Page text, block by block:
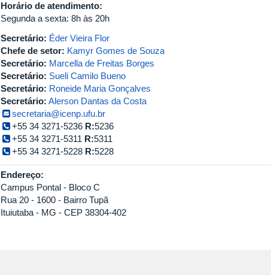
Horário de atendimento:
Segunda a sexta: 8h às 20h
Secretário: Éder Vieira Flor
Chefe de setor: Kamyr Gomes de Souza
Secretário: Marcella de Freitas Borges
Secretário: Sueli Camilo Bueno
Secretário: Roneide Maria Gonçalves
Secretário: Alerson Dantas da Costa
secretaria@icenp.ufu.br
+55 34 3271-5236 R:5236
+55 34 3271-5311 R:5311
+55 34 3271-5228 R:5228
Endereço:
Campus Pontal - Bloco C
Rua 20 - 1600 - Bairro Tupã
Ituiutaba - MG - CEP 38304-402